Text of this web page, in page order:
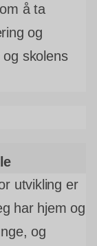
å ta
og
skolens
utvikling er
har hjem og
og